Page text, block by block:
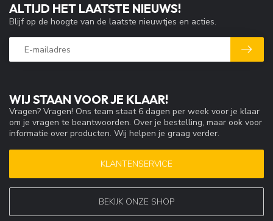
WIJ STAAN VOOR JE KLAAR!
Vragen? Vragen! Ons team staat 6 dagen per week voor je klaar
om je vragen te beantwoorden. Over je bestelling, maar ook voor
informatie over producten. Wij helpen je graag verder.
KLANTENSERVICE
BEKIJK ONZE SHOP
ALTIJD HET LAATSTE NIEUWS!
Blijf op de hoogte van de laatste nieuwtjes en acties.